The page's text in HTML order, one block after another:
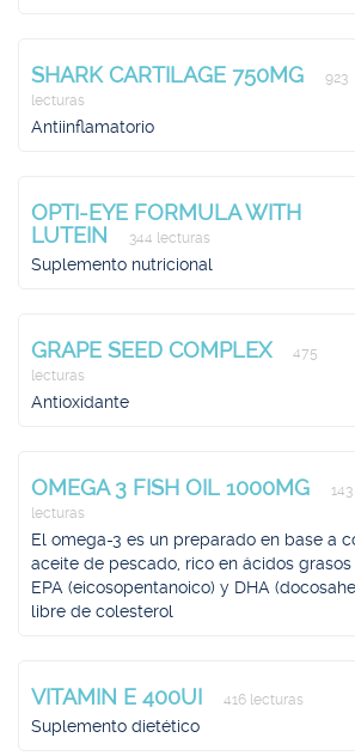
SHARK CARTILAGE 750MG
923
lecturas
Antiinflamatorio
OPTI-EYE FORMULA WITH
LUTEIN
344 lecturas
Suplemento nutricional
GRAPE SEED COMPLEX
475
lecturas
Antioxidante
OMEGA 3 FISH OIL 1000MG
143
lecturas
El omega-3 es un preparado en base a
aceite de pescado, rico en ácidos
EPA (eicosopentanoico) y DHA
libre de colesterol
VITAMIN E 400UI 416 lecturas
Suplemento dietético